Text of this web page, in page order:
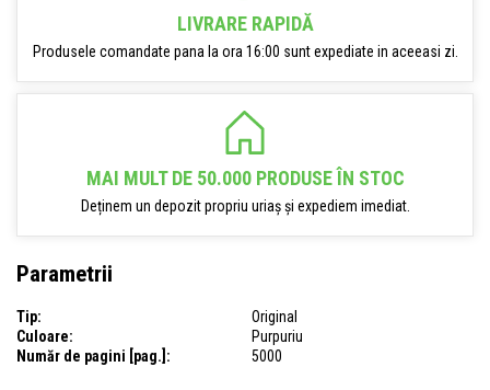
LIVRARE RAPIDĂ
Produsele comandate pana la ora 16:00 sunt expediate in aceeasi zi.
MAI MULT DE 50.000 PRODUSE ÎN STOC
Deținem un depozit propriu uriaș și expediem imediat.
Parametrii
Tip:
Original
Culoare:
Purpuriu
Număr de pagini [pag.]:
5000